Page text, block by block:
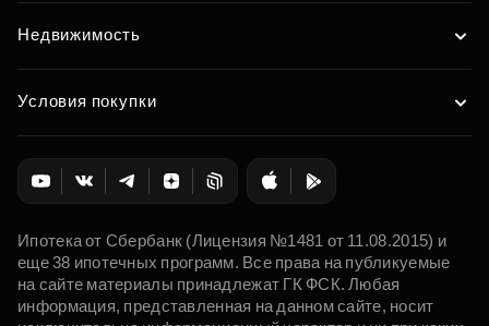
Недвижимость
Условия покупки
Ипотека от Сбербанк (Лицензия №1481 от 11.08.2015) и
еще 38 ипотечных программ. Все права на публикуемые
на сайте материалы принадлежат ГК ФСК. Любая
информация, представленная на данном сайте, носит